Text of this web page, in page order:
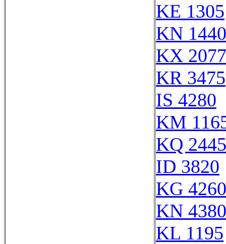
KE 1305
KN 1440
KX 2077
KR 3475
IS 4280
KM
KQ 2445
ID 3820
KG 4260
KN 4380
KL 1195